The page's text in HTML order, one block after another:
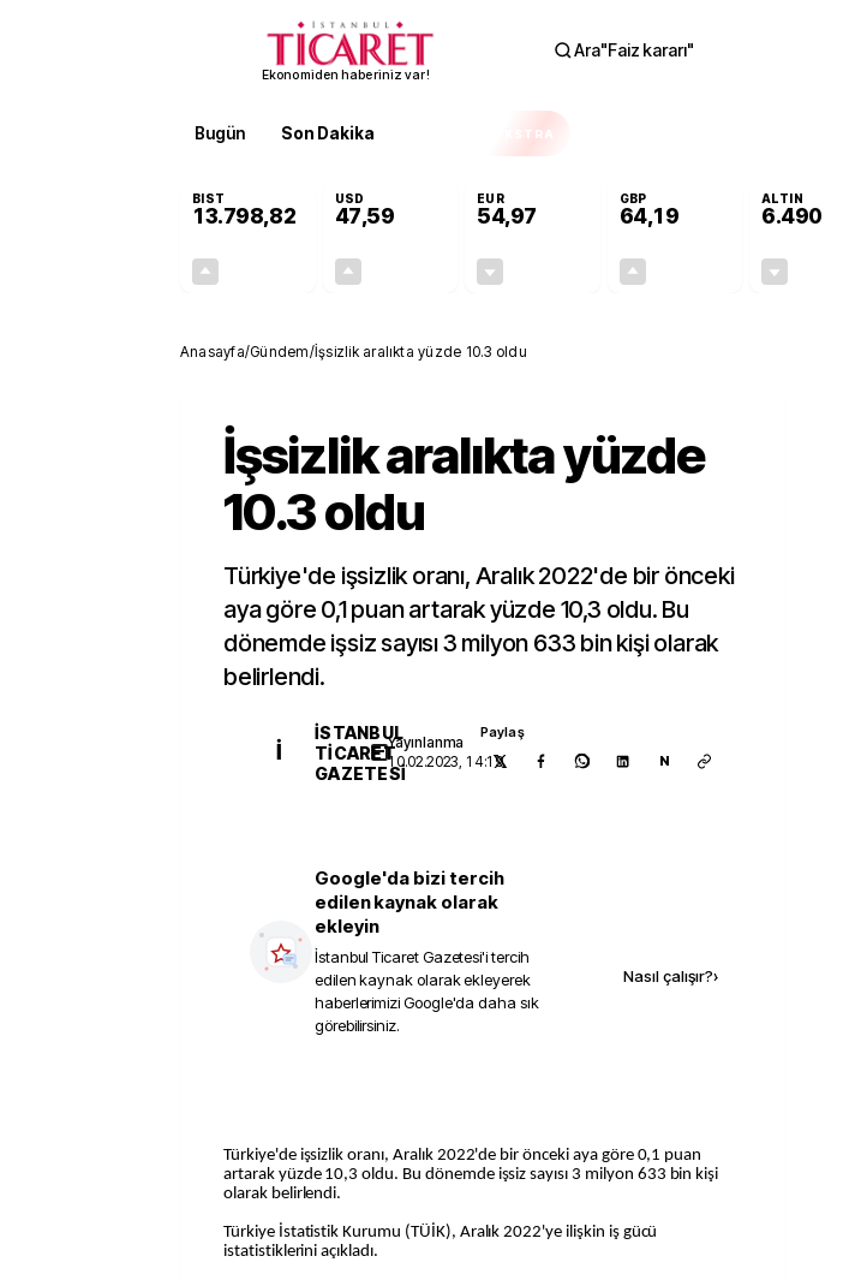
Ekonomiden haberiniz var!
Ara"Faiz kararı"
Bugün Son Dakika EKSTRA
BIST
13.798,82
USD
47,59
EUR
54,97
GBP
64,19
ALTIN
6.490
Anasayfa/Gündem/İşsizlik aralıkta yüzde 10.3 oldu
İşsizlik aralıkta yüzde
10.3 oldu
Türkiye'de işsizlik oranı, Aralık 2022'de bir önceki
aya göre 0,1 puan artarak yüzde 10,3 oldu. Bu
dönemde işsiz sayısı 3 milyon 633 bin kişi olarak
belirlendi.
İ
İSTANBUL
TICARET
GAZETESI
Yayınlanma
10.02.2023, 14:19
Paylaş
N
Google'da bizi tercih
edilen kaynak olarak
ekleyin
İstanbul Ticaret Gazetesi'i tercih
edilen kaynak olarak ekleyerek
haberlerimizi Google'da daha sık
görebilirsiniz.
Nasıl çalışır?›
Türkiye'de işsizlik oranı, Aralık 2022'de bir önceki aya göre 0,1 puan
artarak yüzde 10,3 oldu. Bu dönemde işsiz sayısı 3 milyon 633 bin kişi
olarak belirlendi.
Türkiye İstatistik Kurumu (TÜİK), Aralık 2022'ye ilişkin iş gücü
istatistiklerini açıkladı.